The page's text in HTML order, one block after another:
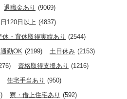
退職金あり (9069)
120日以上 (4837)
休・育休取得実績あり (2544)
勤OK (2199) 土日休み (2153)
資格取得支援あり (1216)
住宅手当あり (950)
寮・借上住宅あり (592)